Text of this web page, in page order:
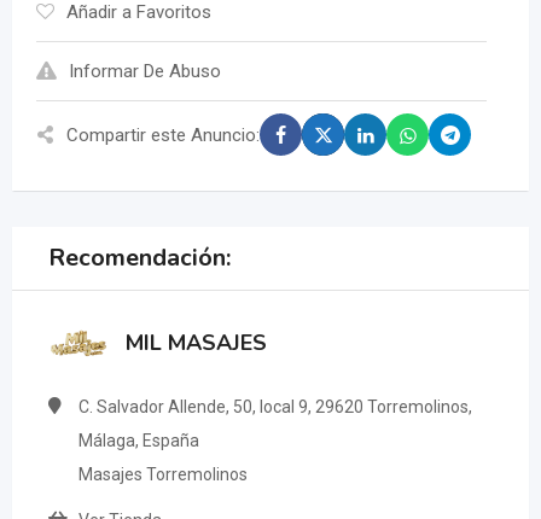
Añadir a Favoritos
Informar De Abuso
Compartir este Anuncio:
Recomendación:
MIL MASAJES
C. Salvador Allende, 50, local 9, 29620 Torremolinos,
Málaga, España
Masajes Torremolinos